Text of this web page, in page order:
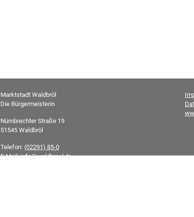
Marktstadt Waldbröl
Die Bürgermeisterin
Nümbrechter Straße 19
51545 Waldbröl
Telefon: (02291) 85-0
E-Mail:info@waldbroel.de